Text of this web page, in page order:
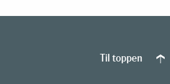
Til toppen